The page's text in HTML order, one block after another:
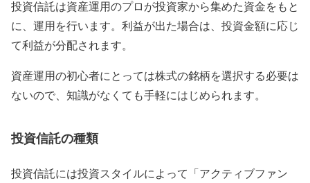
投資信託は資産運用のプロが投資家から集めた資金をもと
に、運用を行います。利益が出た場合は、投資金額に応じ
て利益が分配されます。
資産運用の初心者にとっては株式の銘柄を選択する必要は
ないので、知識がなくても手軽にはじめられます。
投資信託の種類
投資信託には投資スタイルによって「アクティブファン